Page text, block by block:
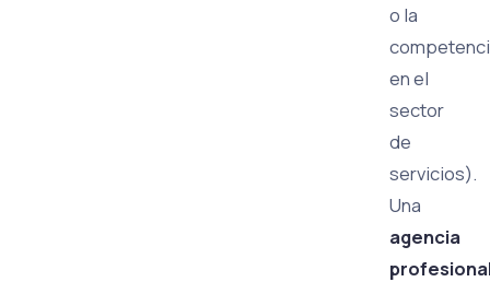
o la
en el
sector
de
servicios).
Una
agencia